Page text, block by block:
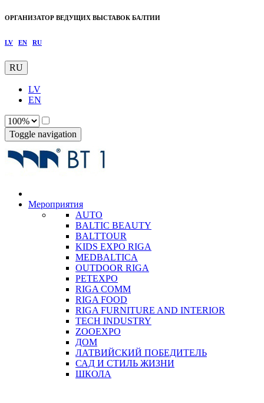
ОРГАНИЗАТОР ВЕДУЩИХ ВЫСТАВОК БАЛТИИ
LV EN RU
RU
LV
EN
Toggle navigation
Мероприятия
AUTO
BALTIC BEAUTY
BALTTOUR
KIDS EXPO RIGA
MEDBALTICA
OUTDOOR RIGA
PETEXPO
RIGA COMM
RIGA FOOD
RIGA FURNITURE AND INTERIOR
TECH INDUSTRY
ZOOEXPO
ДОМ
ЛАТВИЙСКИЙ ПОБЕДИТЕЛЬ
САД И СТИЛЬ ЖИЗНИ
ШКОЛА